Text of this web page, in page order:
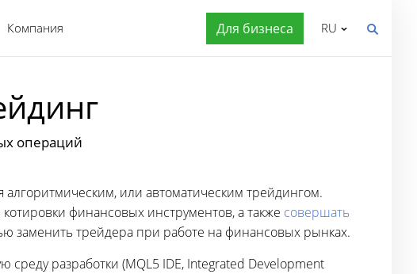
Компания Для бизнеса RU
операций
или автоматическим трейдингом.
финансовых инструментов, а также совершать
заменить трейдера при работе на финансовых рынках.
разработки (MQL5 IDE, Integrated Development